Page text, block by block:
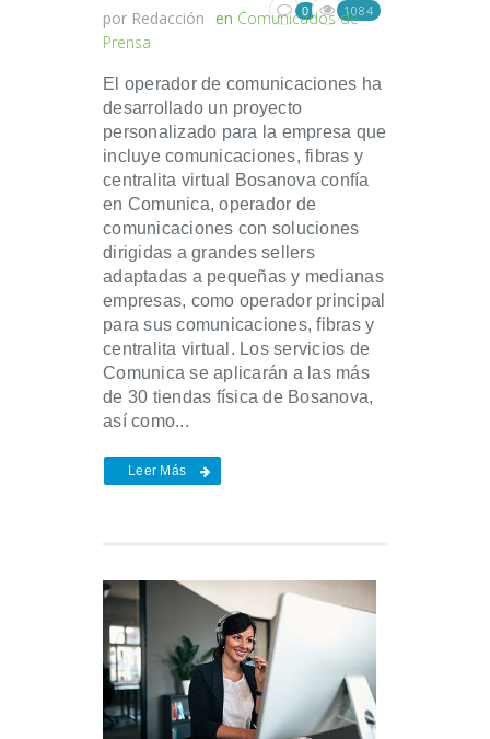
por Redacción en Comunicados de
Prensa
0 1084
El operador de comunicaciones ha
desarrollado un proyecto
personalizado para la empresa que
incluye comunicaciones, fibras y
centralita virtual Bosanova confía
en Comunica, operador de
comunicaciones con soluciones
dirigidas a grandes sellers
adaptadas a pequeñas y medianas
empresas, como operador principal
para sus comunicaciones, fibras y
centralita virtual. Los servicios de
Comunica se aplicarán a las más
de 30 tiendas física de Bosanova,
así como...
Leer Más